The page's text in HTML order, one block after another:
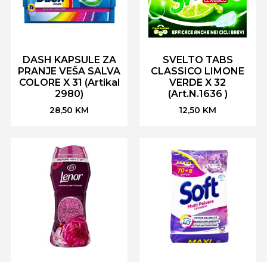
DASH KAPSULE ZA
PRANJE VEŠA SALVA
COLORE X 31 (Artikal
2980)
28,50 KM
SVELTO TABS
CLASSICO LIMONE
VERDE X 32
(Art.N.1636 )
12,50 KM